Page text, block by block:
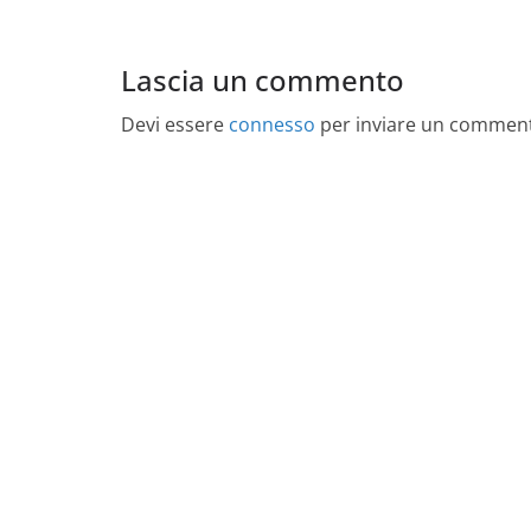
Lascia un commento
Devi essere connesso per inviare un